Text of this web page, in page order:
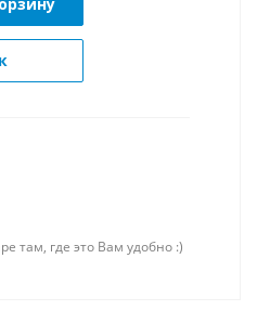
там, где это Вам удобно :)